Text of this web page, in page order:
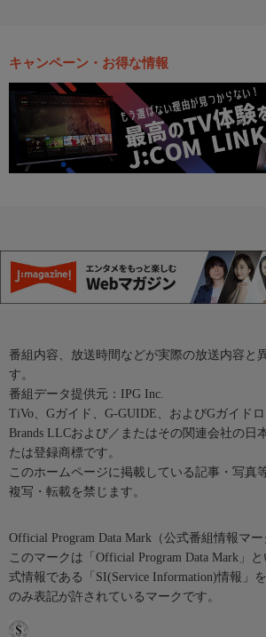
キャンペーン・お得な情報
番組内容、放送時間などが実際の放送内容と
す。
番組データ提供元：IPG Inc.
TiVo、Gガイド、G-GUIDE、およびGガイド
Brands LLCおよび／またはその関連会社の日
たは登録商標です。
このホームページに掲載している記事・写真
複写・転載を禁じます。
Official Program Data Mark（公式番組情報マー
このマークは「Official Program Data Mark」
式情報である「SI(Service Information)情報」
のみ表記が許されているマークです。